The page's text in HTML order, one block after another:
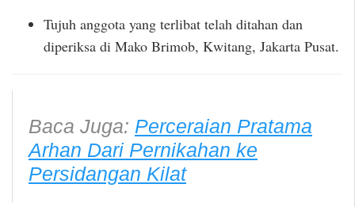
Tujuh anggota yang terlibat telah ditahan dan
diperiksa di Mako Brimob, Kwitang, Jakarta Pusat.
Baca Juga: Perceraian Pratama
Arhan Dari Pernikahan ke
Persidangan Kilat